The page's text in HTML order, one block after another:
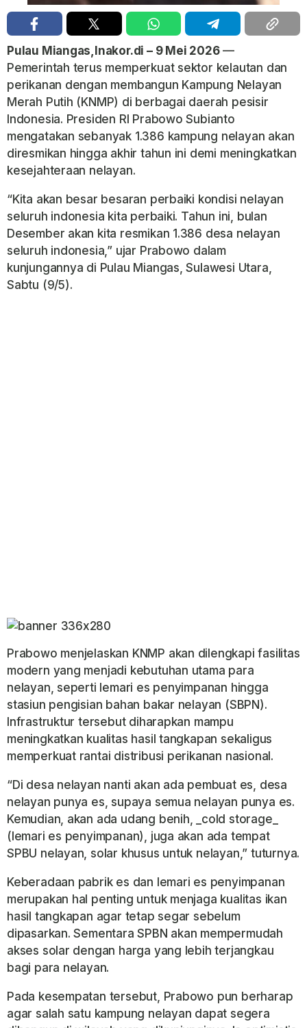
Pulau Miangas,Inakor.di – 9 Mei 2026—
Pemerintah terus memperkuat sektor kelautan dan
perikanan dengan membangun Kampung Nelayan
Merah Putih (KNMP) di berbagai daerah pesisir
Indonesia. Presiden RI Prabowo Subianto
mengatakan sebanyak 1.386 kampung nelayan akan
diresmikan hingga akhir tahun ini demi meningkatkan
kesejahteraan nelayan.
“Kita akan besar besaran perbaiki kondisi nelayan
seluruh indonesia kita perbaiki. Tahun ini, bulan
Desember akan kita resmikan 1.386 desa nelayan
seluruh indonesia,” ujar Prabowo dalam
kunjungannya di Pulau Miangas, Sulawesi Utara,
Sabtu (9/5).
Prabowo menjelaskan KNMP akan dilengkapi fasilitas
modern yang menjadi kebutuhan utama para
nelayan, seperti lemari es penyimpanan hingga
stasiun pengisian bahan bakar nelayan (SBPN).
Infrastruktur tersebut diharapkan mampu
meningkatkan kualitas hasil tangkapan sekaligus
memperkuat rantai distribusi perikanan nasional.
“Di desa nelayan nanti akan ada pembuat es, desa
nelayan punya es, supaya semua nelayan punya es.
Kemudian, akan ada udang benih, _cold storage_
(lemari es penyimpanan), juga akan ada tempat
SPBU nelayan, solar khusus untuk nelayan,” tuturnya.
Keberadaan pabrik es dan lemari es penyimpanan
merupakan hal penting untuk menjaga kualitas ikan
hasil tangkapan agar tetap segar sebelum
dipasarkan. Sementara SPBN akan mempermudah
akses solar dengan harga yang lebih terjangkau
bagi para nelayan.
Pada kesempatan tersebut, Prabowo pun berharap
agar salah satu kampung nelayan dapat segera